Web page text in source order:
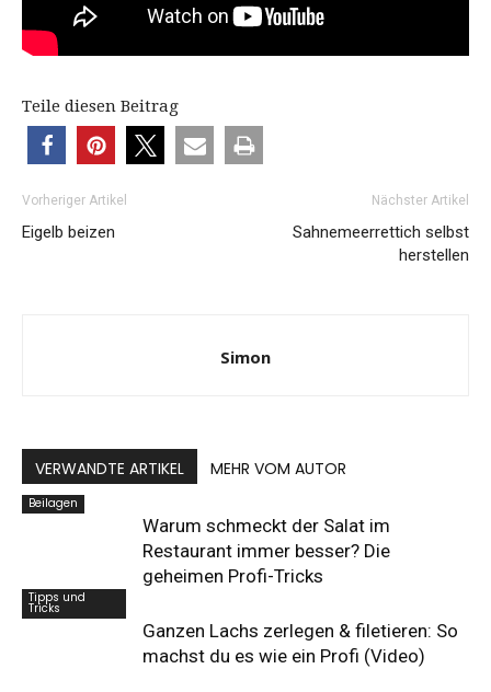
Teile diesen Beitrag
Vorheriger Artikel
Eigelb beizen
Nächster Artikel
Sahnemeerrettich selbst
herstellen
Simon
VERWANDTE ARTIKEL MEHR VOM AUTOR
Beilagen
Warum schmeckt der Salat im
Restaurant immer besser? Die
geheimen Profi-Tricks
Tipps und
Tricks
Ganzen Lachs zerlegen & filetieren: So
machst du es wie ein Profi (Video)